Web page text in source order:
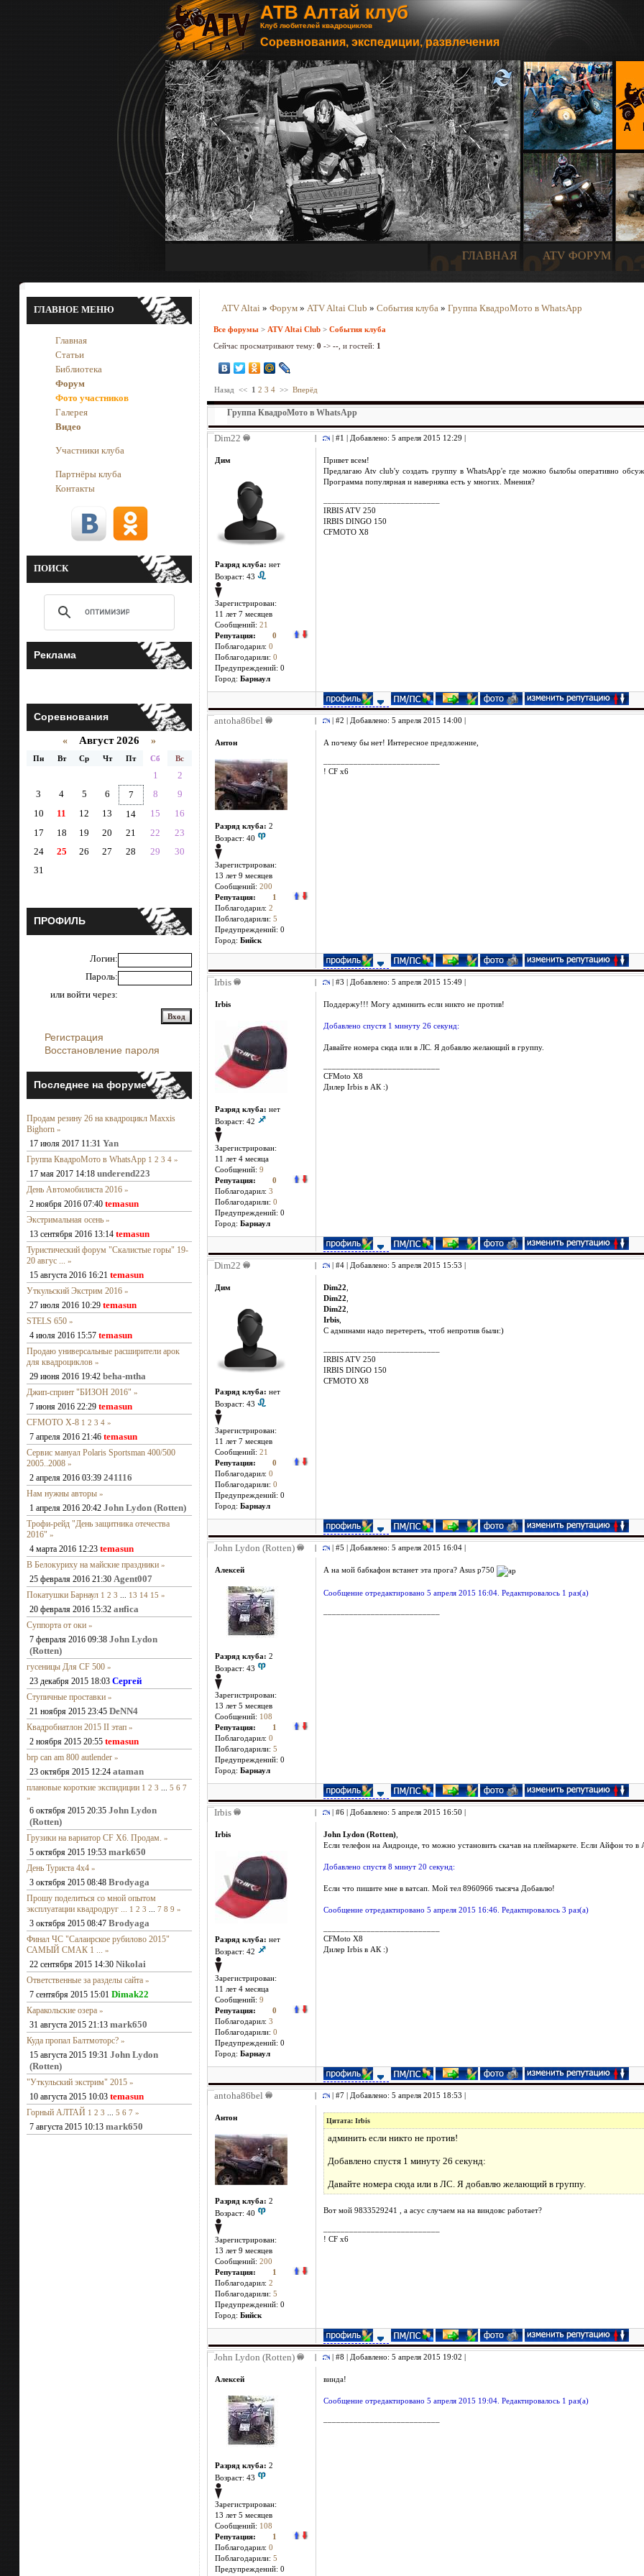
АТВ Алтай клуб
Клуб любителей квадроциклов
Соревнования, экспедиции, развлечения
ГЛАВНАЯ ATV ФОРУМ
ГЛАВНОЕ МЕНЮ
Главная
Статьи
Библиотека
Форум
Фото участников
Галерея
Видео
Участники клуба
Партнёры клуба
Контакты
ПОИСК
Реклама
Соревнования
« Август 2026 »
Пн Вт Ср Чт Пт Сб Вс
1
2
3
4 5 6 7 8
9
10
11 12 13 14 15
16
17
18 19 20 21 22
23
24
25 26 27 28 29
30
31
ПРОФИЛЬ
Логин:
Пароль:
или войти через:
Регистрация
Восстановление пароля
Последнее на форуме
Продам резину 26 на квадроцикл Maxxis
Bighorn »
17 июля 2017 11:31 Yan
Группа КвадроМото в WhatsApp 1 2 3 4 »
17 мая 2017 14:18 underend223
День Автомобилиста 2016 »
2 ноября 2016 07:40 temasun
Экстримальная осень »
13 сентября 2016 13:14 temasun
Туристический форум "Скалистые горы" 19-
20 авгус ... »
15 августа 2016 16:21 temasun
Уткульский Экстрим 2016 »
27 июля 2016 10:29 temasun
STELS 650 »
4 июля 2016 15:57 temasun
Продаю универсальные расширители арок
для квадроциклов »
29 июня 2016 19:42 beha-mtha
Джип-спринт "БИЗОН 2016" »
7 июня 2016 22:29 temasun
CFMOTO X-8 1 2 3 4 »
7 апреля 2016 21:46 temasun
Сервис мануал Polaris Sportsman 400/500
2005..2008 »
2 апреля 2016 03:39 241116
Нам нужны авторы »
1 апреля 2016 20:42 John Lydon (Rotten)
Трофи-рейд "День защитника отечества
2016" »
4 марта 2016 12:23 temasun
В Белокуриху на майские праздники »
25 февраля 2016 21:30 Agent007
Покатушки Барнаул 1 2 3 13 14 15 »
20 февраля 2016 15:32 анfiса
Суппорта от оки »
7 февраля 2016 09:38 John Lydon
(Rotten)
гусеницы Для CF 500 »
23 декабря 2015 18:03 Сергей
Ступичные проставки »
21 ноября 2015 23:45 DeNN4
Квадробиатлон 2015 II этап »
2 ноября 2015 20:55 temasun
brp can am 800 autlender »
23 октября 2015 12:24 ataman
плановые короткие экспидиции 1 2 3 5 6 7
»
6 октября 2015 20:35 John Lydon
(Rotten)
Грузики на вариатор CF X6. Продам. »
5 октября 2015 19:53 mark650
День Туриста 4х4 »
3 октября 2015 08:48 Brodyaga
Прошу поделиться со мной опытом
эксплуатации квадродруг ... 1 2 3 7 8 9 »
3 октября 2015 08:47 Brodyaga
Финал ЧС "Салаирское рубилово 2015"
САМЫЙ СМАК 1 ... »
22 сентября 2015 14:30 Nikolai
Ответственные за разделы сайта »
7 сентября 2015 15:01 Dimak22
Каракольские озера »
31 августа 2015 21:13 mark650
Куда пропал Балтмоторс? »
15 августа 2015 19:31 John Lydon
(Rotten)
"Уткульский экстрим" 2015 »
10 августа 2015 10:03 temasun
Горный АЛТАЙ 1 2 3 5 6 7 »
7 августа 2015 10:13 mark650
ATV Altai » Форум » ATV Altai Club » События клуба » Группа КвадроМото в WhatsApp
Все форумы > ATV Altai Club > События клуба
Сейчас просматривают тему: 0 -> -- , и гостей: 1
Назад << 1 2 3 4 >> Вперёд
Группа КвадроМото в WhatsApp
Dim22 | #1 | Добавлено: 5 апреля 2015 12:29 |
Дим
Разряд клуба: нет
Возраст: 43
Зарегистрирован:
11 лет 7 месяцев
Сообщений: 21
Репутация: 0
Поблагодарил: 0
Поблагодарили: 0
Предупреждений: 0
Город: Барнаул
Привет всем!
Предлагаю Аtv club'y создать группу в WhatsApp'e где можно былобы оперативно
Программа популярная и наверняка есть у многих. Мнения?
IRBIS ATV 250
IRBIS DINGO 150
CFMOTO X8
antoha86bel | #2 | Добавлено: 5 апреля 2015 14:00 |
Антон
Разряд клуба: 2
Возраст: 40
Зарегистрирован:
13 лет 9 месяцев
Сообщений: 200
Репутация:
1
Поблагодарил: 2
Поблагодарили: 5
Предупреждений: 0
Город: Бийск
А почему бы нет! Интересное предложение,
! CF x6
Irbis | #3 | Добавлено: 5 апреля 2015 15:49 |
Irbis
Разряд клуба: нет
Возраст: 42
Зарегистрирован:
11 лет 4 месяцa
Сообщений: 9
Репутация: 0
Поблагодарил: 3
Поблагодарили: 0
Предупреждений: 0
Город: Барнаул
Поддержу!!! Могу админить если никто не против!
Добавлено спустя 1 минуту 26 секунд:
Давайте номера сюда или в ЛС. Я добавлю желающий в группу.
СFMoto Х8
Дилер Irbis в АК :)
Dim22 | #4 | Добавлено: 5 апреля 2015 15:53 |
Дим
Разряд клуба: нет
Возраст: 43
Зарегистрирован:
11 лет 7 месяцев
Сообщений: 21
Репутация: 0
Поблагодарил: 0
Поблагодарили: 0
Предупреждений: 0
Город: Барнаул
Dim22
Dim22
Dim22
Irbis
С админами надо перетереть, чтоб непротив были:)
IRBIS ATV 250
IRBIS DINGO 150
CFMOTO X8
John Lydon (Rotten) | #5 | Добавлено: 5 апреля 2015 16:04 |
Алексей
Разряд клуба: 2
Возраст: 43
Зарегистрирован:
13 лет 5 месяцев
Сообщений: 108
Репутация:
1
Поблагодарил: 0
Поблагодарили: 5
Предупреждений: 0
Город: Барнаул
А на мой бабкафон встанет эта прога? Asus p750
Сообщение отредактировано 5 апреля 2015 16:04. Редактировалось 1 раз(а)
Irbis | #6 | Добавлено: 5 апреля 2015 16:50 |
Irbis
Разряд клуба: нет
Возраст: 42
Зарегистрирован:
11 лет 4 месяцa
Сообщений: 9
Репутация: 0
Поблагодарил: 3
Поблагодарили: 0
Предупреждений: 0
Город: Барнаул
John Lydon (Rotten)
Если телефон на Андроиде, то можно установить скачав на плеймаркете. Если Айфон то в
Добавлено спустя 8 минут 20 секунд:
Если что пишите мне в ватсап. Мой тел 8960966 тысяча Добавлю!
Сообщение отредактировано 5 апреля 2015 16:46. Редактировалось 3 раз(а)
СFMoto Х8
Дилер Irbis в АК :)
antoha86bel | #7 | Добавлено: 5 апреля 2015 18:53 |
Антон
Разряд клуба: 2
Возраст: 40
Зарегистрирован:
13 лет 9 месяцев
Сообщений: 200
Репутация:
1
Поблагодарил: 2
Поблагодарили: 5
Предупреждений: 0
Город: Бийск
Цитата: Irbis
админить если никто не против!
Добавлено спустя 1 минуту 26 секунд:
Давайте номера сюда или в ЛС. Я добавлю желающий в группу.
Вот мой 9833529241 , а асус случаем на на виндовс работает?
! CF x6
John Lydon (Rotten) | #8 | Добавлено: 5 апреля 2015 19:02 |
Алексей
Разряд клуба: 2
Возраст: 43
Зарегистрирован:
13 лет 5 месяцев
Сообщений: 108
Репутация:
1
Поблагодарил: 0
Поблагодарили: 5
Предупреждений: 0
винда!
Сообщение отредактировано 5 апреля 2015 19:04. Редактировалось 1 раз(а)